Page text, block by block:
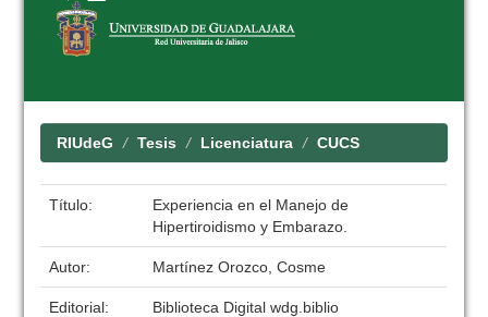
RIUdeG Tesis Licenciatura CUCS
Título:
Experiencia en el Manejo de
Hipertiroidismo y Embarazo.
Autor: Martínez Orozco, Cosme
Editorial:
Biblioteca Digital wdg.biblio